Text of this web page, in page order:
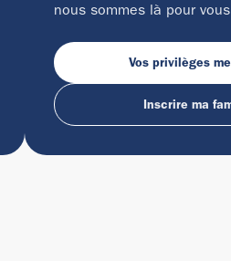
nous sommes là pour
Vos privilèges
Inscrire ma